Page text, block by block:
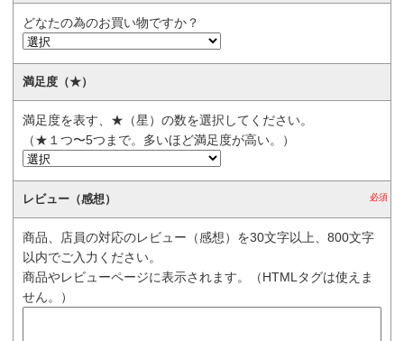
どなたの為のお買い物ですか？
満足度（★）
満足度を表す、★（星）の数を選択してください。
（★１つ〜5つまで。多いほど満足度が高い。）
レビュー（感想） 必須
商品、店員の対応のレビュー（感想）を30文字以上、800文字
以内でご入力ください。
商品やレビューページに表示されます。（HTMLタグは使えま
せん。）